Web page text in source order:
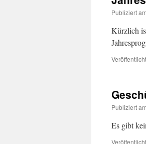
Publiziert am
Kürzlich
Publiziert am
Es gibt